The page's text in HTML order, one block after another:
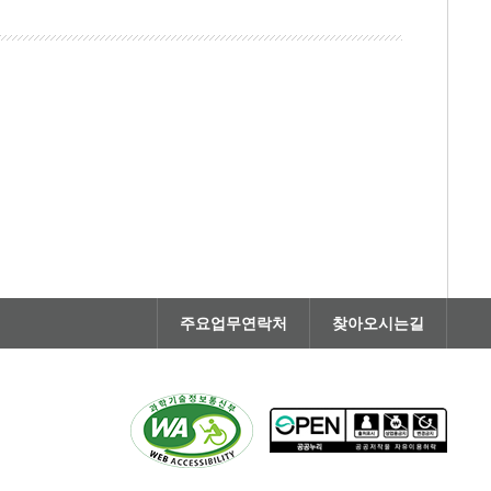
주요업무연락처 찾아오시는길